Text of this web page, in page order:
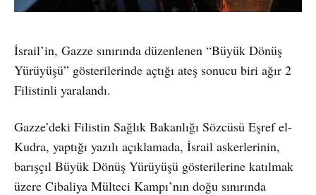
İsrail’in, Gazze sınırında düzenlenen “Büyük Dönüş
Yürüyüşü” gösterilerinde açtığı ateş sonucu biri ağır 2
Filistinli yaralandı.
Gazze’deki Filistin Sağlık Bakanlığı Sözcüsü Eşref el-
Kudra, yaptığı yazılı açıklamada, İsrail askerlerinin,
barışçıl Büyük Dönüş Yürüyüşü gösterilerine katılmak
üzere Cibaliya Mülteci Kampı’nın doğu sınırında